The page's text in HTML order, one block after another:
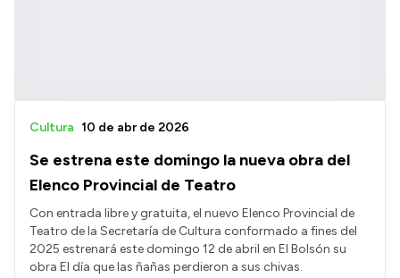
Se estrena este domingo la nueva obra del
Elenco Provincial de Teatro
Cultura 10 de abr de 2026
Con entrada libre y gratuita, el nuevo Elenco Provincial de
Teatro de la Secretaría de Cultura conformado a fines del
2025 estrenará este domingo 12 de abril en El Bolsón su
obra El día que las ñañas perdieron a sus chivas.